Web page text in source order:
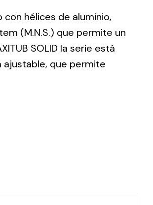
hélices de aluminio,
(M.N.S.) que permite un
SOLID la serie está
ajustable, que permite